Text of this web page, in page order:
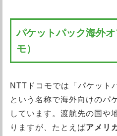
パケットパック海外
モ）
NTTドコモでは「パケット
という名称で海外向けのパ
しています。渡航先の国や
りますが、たとえばアメリ